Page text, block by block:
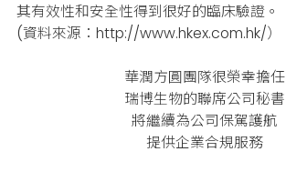
其有效性和安全性得到很好的臨床驗證。
(資料來源：http://www.hkex.com.hk/）
華潤方圓團隊很榮幸擔任
瑞博生物的聯席公司秘書
將繼續為公司保駕護航
提供企業合規服務